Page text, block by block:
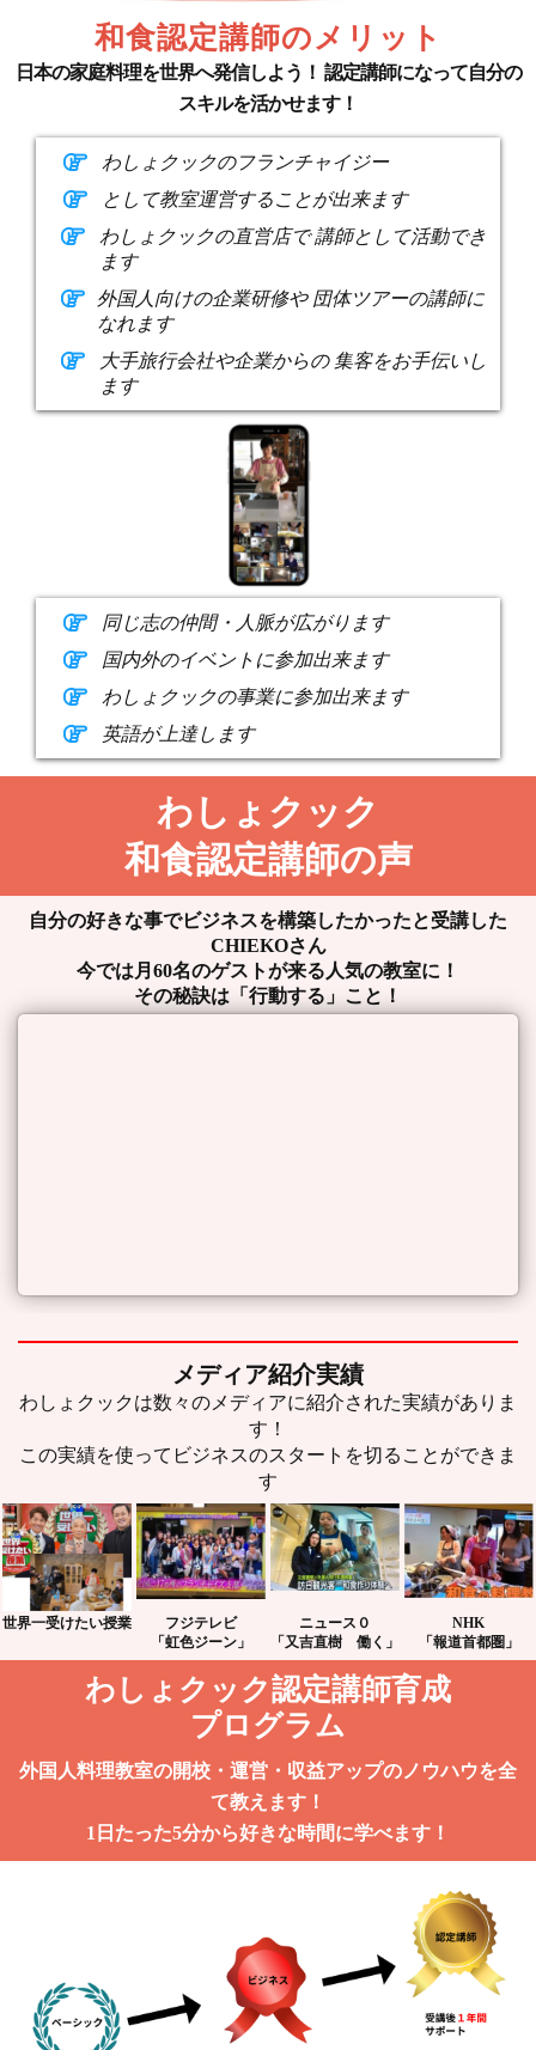
和食認定講師のメリット
日本の家庭料理を世界へ発信しよう！ 認定講師になって自分の
スキルを活かせます！
わしょクックのフランチャイジー
として教室運営することが出来ます
わしょクックの直営店で 講師として活動でき
ます
外国人向けの企業研修や 団体ツアーの講師に
なれます
大手旅行会社や企業からの 集客をお手伝いし
ます
同じ志の仲間・人脈が広がります
国内外のイベントに参加出来ます
わしょクックの事業に参加出来ます
英語が上達します
わしょクック
和食認定講師の声
自分の好きな事でビジネスを構築したかったと受講した
CHIEKOさん
今では月60名のゲストが来る人気の教室に！
その秘訣は「行動する」こと！
メディア紹介実績
わしょクックは数々のメディアに紹介された実績がありま
す！
この実績を使ってビジネスのスタートを切ることができま
す
世界一受けたい授業
フジテレビ
「虹色ジーン」
ニュース０
「又吉直樹 働く」
NHK
「報道首都圏」
わしょクック認定講師育成
プログラム
外国人料理教室の開校・運営・収益アップのノウハウを全
て教えます！
1日たった5分から好きな時間に学べます！